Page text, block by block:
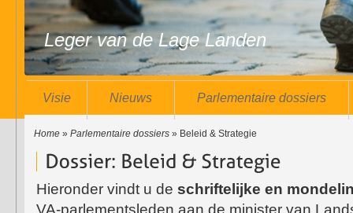
Leger van de Lage Landen
Visie Nieuws Parlementaire dossiers
Home » Parlementaire dossiers » Beleid & Strategie
Hieronder vindt u de schriftelijke en
VA-parlementsleden aan de minister van